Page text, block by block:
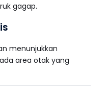
gagap.
menunjukkan
area otak yang